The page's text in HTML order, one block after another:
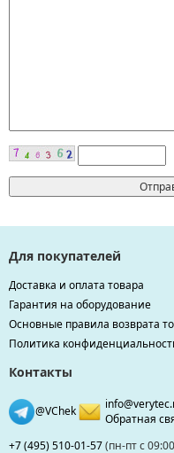
Для покупателей
Доставка и оплата товара
Гарантия на оборудование
Основные правила возврата
Политика
Контакты
@VChek
Обратная
+7 (495) 510-01-57(пн-пт с